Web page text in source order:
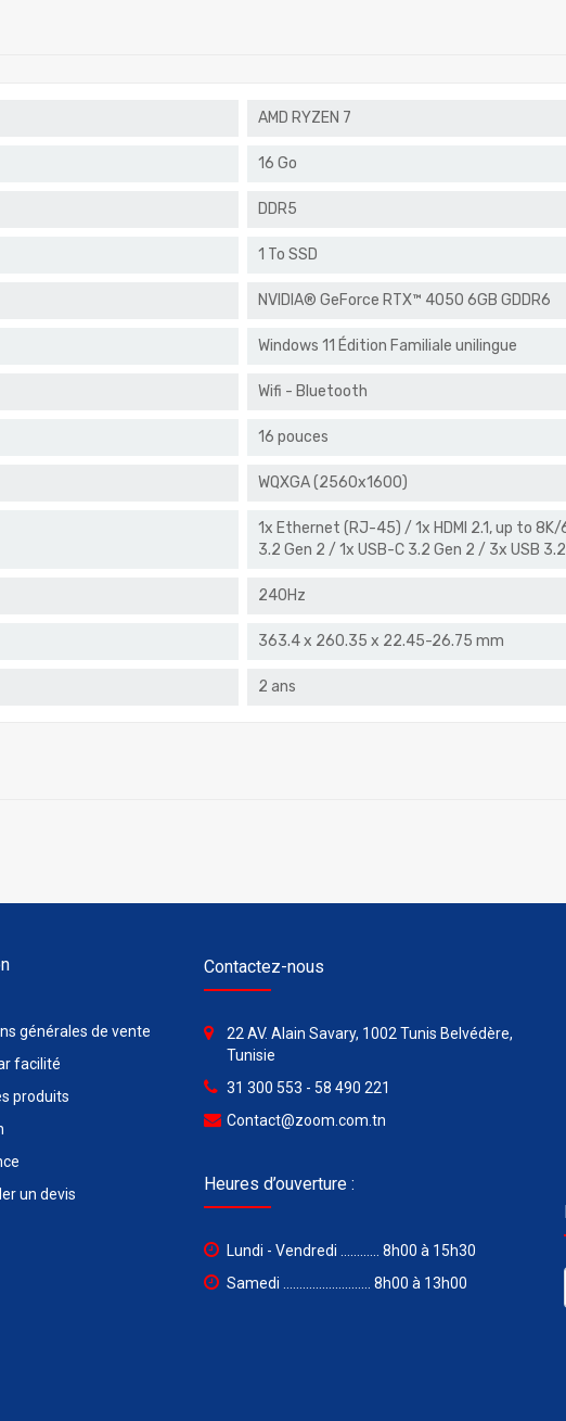
AMD RYZEN 7
16 Go
DDR5
1 To SSD
NVIDIA® GeForce RTX™ 4050 6GB GDDR6
Windows 11 Édition Familiale unilingue
Wifi - Bluetooth
16 pouces
WQXGA (2560x1600)
1x Ethernet (RJ-45) / 1x HDMI 2.1, up to 8K/
3.2 Gen 2 / 1x USB-C 3.2 Gen 2 / 3x USB 3.2
240Hz
363.4 x 260.35 x 22.45-26.75 mm
2 ans
générales de vente
facilité
produits
un devis
Contactez-nous
22 AV. Alain Savary, 1002 Tunis Belvédère,
Tunisie
31 300 553 - 58 490 221
Contact@zoom.com.tn
Heures d’ouverture :
Lundi - Vendredi ............ 8h00 à 15h30
Samedi ........................... 8h00 à 13h00